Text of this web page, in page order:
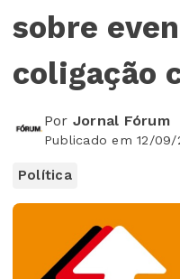
sobre
coligação
Por Jornal Fórum
Publicado em 12/09/
Política